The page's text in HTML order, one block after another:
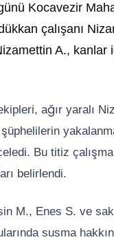
Kocavezir
çalışanı
A., kanlar
ağır yaralı
Bu titiz
belirlendi.
M., Enes S. ve
susma